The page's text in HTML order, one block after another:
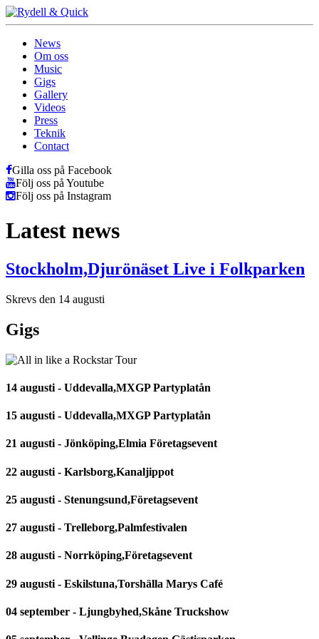
News
Om oss
Music
Gigs
Gallery
Videos
Press
Teknik
Contact
Gilla oss på Facebook
Följ oss på Youtube
Följ oss på Instagram
Latest news
Stockholm,Djurönäset Live i Folkparken
Skrevs den 14 augusti
Gigs
14 augusti - Uddevalla,MXGP Partyplatån
15 augusti - Uddevalla,MXGP Partyplatån
21 augusti - Jönköping,Elmia Företagsevent
22 augusti - Karlsborg,Kanaljippot
25 augusti - Stenungsund,Företagsevent
27 augusti - Trelleborg,Palmfestivalen
28 augusti - Norrköping,Företagsevent
29 augusti - Eskilstuna,Torshälla Marys Café
04 september - Ljungbyhed,Skåne Truckshow